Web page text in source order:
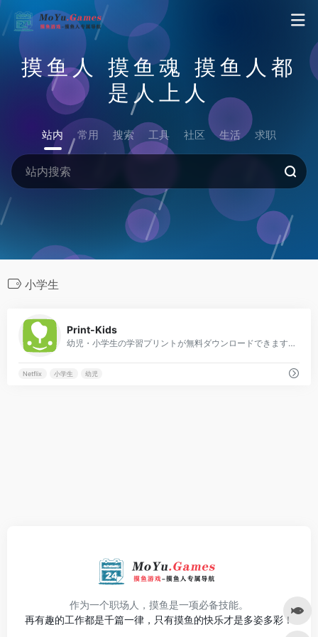
摸鱼人 摸鱼魂 摸鱼人都
是人上人
站内 常用 搜索 工具 社区 生活 求职
小学生
Print-Kids
幼児・小学生の学習プリントが無料ダウンロードできます。ちょっと可愛く楽しいデザインで、でも印刷代も節約できるように心掛けて制作しています。運筆・国語・算数プリントなど全部無料で配布してますので使い倒しちゃって下さい。
Netflix 小学生 幼児
作为一个职场人，摸鱼是一项必备技能。
再有趣的工作都是千篇一律，只有摸鱼的快乐才是多姿多彩！